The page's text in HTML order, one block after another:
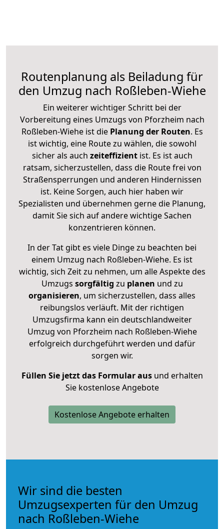
Routenplanung als Beiladung für
den Umzug nach Roßleben-Wiehe
Ein weiterer wichtiger Schritt bei der
Vorbereitung eines Umzugs von Pforzheim nach
Roßleben-Wiehe ist diePlanung der Routen. Es
ist wichtig, eine Route zu wählen, die sowohl
sicher als auch zeiteffizientist. Es ist auch
ratsam, sicherzustellen, dass die Route frei von
Straßensperrungen und anderen Hindernissen
ist. Keine Sorgen, auch hier haben wir
Spezialisten und übernehmen gerne die Planung,
damit Sie sich auf andere wichtige Sachen
konzentrieren können.
In der Tat gibt es viele Dinge zu beachten bei
einem Umzug nach Roßleben-Wiehe. Es ist
wichtig, sich Zeit zu nehmen, um alle Aspekte des
Umzugs sorgfältig zu planen und zu
organisieren, um sicherzustellen, dass alles
reibungslos verläuft. Mit der richtigen
Umzugsfirma kann ein deutschlandweiter
Umzug von Pforzheim nach Roßleben-Wiehe
erfolgreich durchgeführt werden und dafür
sorgen wir.
Füllen Sie jetzt das Formular ausund erhalten
Sie kostenlose Angebote
Kostenlose Angebote erhalten
Wir sind die besten
Umzugsexperten für den Umzug
nach Roßleben-Wiehe